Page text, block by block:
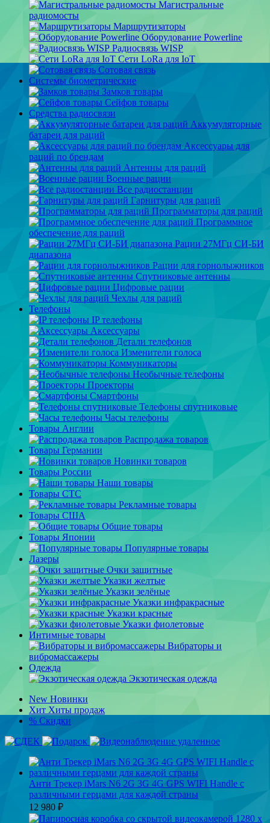
Магистральные
радиомосты
Маршрутизаторы
Оборудование Powerline
Радиосвязь WISP
Сети LoRa для IoT
Сотовая связь
Системы биометрические
Замков товары
Сейфов товары
Средства радиосвязи
Аккумуляторные
батареи для раций
Аксессуары для
раций по брендам
Антенны для раций
Военные рации
Все радиостанции
Гарнитуры для раций
Программаторы для раций
Программное
обеспечение для раций
Рации 27МГц СИ-БИ
диапазона
Рации для горнолыжников
Спутниковые антенны
Цифровые рации
Чехлы для раций
Телефоны
IP телефоны
Аксессуары
Детали телефонов
Изменители голоса
Коммуникаторы
Необычные телефоны
Проекторы
Смартфоны
Телефоны спутниковые
Часы телефоны
Товары Англии
Распродажа товаров
Товары Германии
Новинки товаров
Товары России
Наши товары
Товары СТС
Рекламные товары
Товары США
Общие товары
Товары Японии
Популярные товары
Лазеры
Очки защитные
Указки желтые
Указки зелёные
Указки инфракрасные
Указки красные
Указки фиолетовые
Интимные товары
Вибраторы и
вибромассажеры
Одежда
Экзотическая одежда
New Новинки
Хит Хиты продаж
% Скидки
Анти Трекер iMars N6 2G 3G 4G GPS WIFI Handle с
различными герцами для каждой страны
12 980 ₽